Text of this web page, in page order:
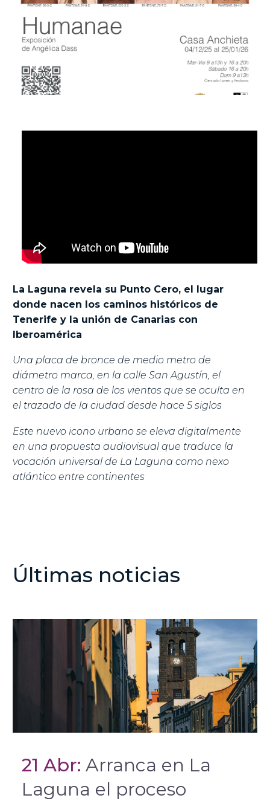
La Laguna revela su Punto Cero, el lugar
donde nacen los caminos históricos de
Tenerife y la unión de Canarias con
Iberoamérica
Una placa de bronce de medio metro de
diámetro marca, en la calle San Agustín, el
centro de la rosa de los vientos que se oculta en
el trazado de la ciudad desde hace 5 siglos
Este nuevo icono urbano se eleva digitalmente
en una propuesta audiovisual que traduce la
vocación universal de La Laguna como nexo
atlántico entre continentes
Últimas noticias
21 Abr: Arranca en La
Laguna el proceso